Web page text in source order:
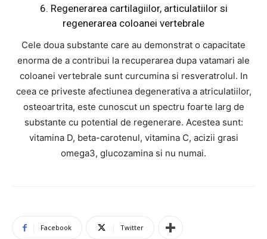
6. Regenerarea cartilagiilor, articulatiilor si
regenerarea coloanei vertebrale
Cele doua substante care au demonstrat o capacitate
enorma de a contribui la recuperarea dupa vatamari ale
coloanei vertebrale sunt curcumina si resveratrolul. In
ceea ce priveste afectiunea degenerativa a atriculatiilor,
osteoartrita, este cunoscut un spectru foarte larg de
substante cu potential de regenerare. Acestea sunt:
vitamina D, beta-carotenul, vitamina C, acizii grasi
omega3, glucozamina si nu numai.
Facebook Twitter